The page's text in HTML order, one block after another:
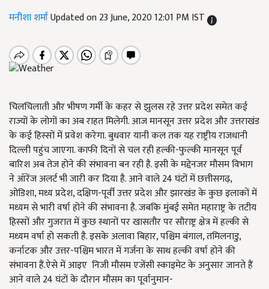
मनीशा शर्माUpdated on 23 June, 2020 12:01 PM IST
चिलचिलाती और भीषण गर्मी के कहर से झुलस रहे उत्तर प्रदेश समेत कई
राज्यों के लोगों का अब राहत मिलेगी. आज मानसून उत्तर प्रदेश और उत्तराखंड
के कई हिस्सों में प्रवेश करेगा. बुधवार यानी कल तक यह राष्ट्रीय राजधानी
दिल्ली पहुंच जाएगा. काफी दिनों से चल रही हल्की-फुल्की मानसून पूर्व
बारिश अब तेज होने की संभावना बन रही है. इसी के मद्देनजर मौसम विभाग
ने ऑरेंज अलर्ट भी जारी कर दिया है. आने वाले 24 घंटों में छत्तीसगढ़,
ओडिशा, मध्य प्रदेश, दक्षिण-पूर्वी उत्तर प्रदेश और झारखंड के कुछ इलाकों में
मध्यम से भारी वर्षा होने की संभावना है. जबकि मुंबई समेत महाराष्ट्र के तटीय
हिस्सों और गुजरात में कुछ स्थानों पर खासतौर पर सौराष्ट्र क्षेत्र में हल्की से
मध्यम वर्षा हो सकती है. इसके अलावा बिहार, पश्चिम बंगाल, तमिलनाडु,
कर्नाटक और उत्तर-पश्चिम भारत में गर्जना के साथ हल्की वर्षा होने की
संभावना हैं.ऐसे में आइए निजी मौसम एजेंसी स्काइमेट के अनुसार जानते हैं
आने वाले 24 घंटों के दौरान मौसम का पूर्वानुमान-